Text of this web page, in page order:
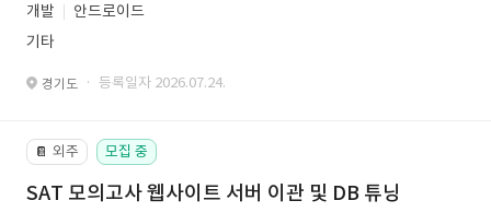
개발
안드로이드
기타
경기도 · 등록일자 2026.07.24.
📔 외주 모집 중
SAT 모의고사 웹사이트 서버 이관 및 DB 튜닝